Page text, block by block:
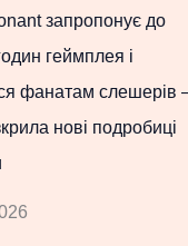
запропонує до
геймплея і
фанатам слешерів
нові подробиці